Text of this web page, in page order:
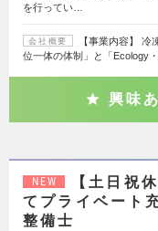
を行ってい…
会社概要
【事業内容】
位一体の体制」と「Ecology
興味
NEW
【土日祝
てプライベート
整備士